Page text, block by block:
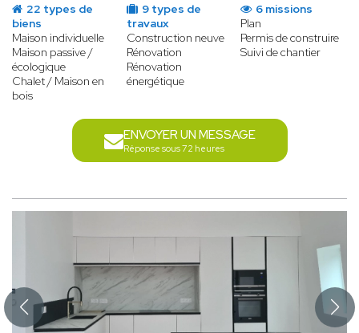
22 types de
biens
Maison individuelle
Maison passive /
écologique
Chalet / Maison en
bois
9 types de
travaux
Construction neuve
Rénovation
Rénovation
énergétique
6 missions
Plan
Permis de construire
Suivi de chantier
ENVOYER UN MESSAGE
Réponse sous 72 heures